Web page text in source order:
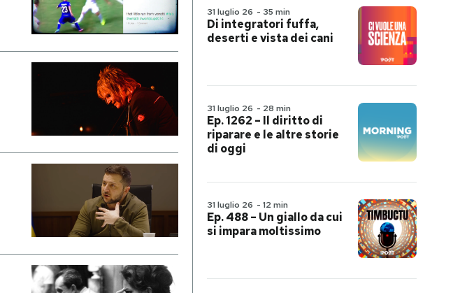
31 luglio 26 - 35 min
Di integratori fuffa,
deserti e vista dei cani
31 luglio 26 - 28 min
Ep. 1262 – Il diritto di
riparare e le altre storie
di oggi
31 luglio 26 - 12 min
Ep. 488 – Un giallo da cui
si impara moltissimo